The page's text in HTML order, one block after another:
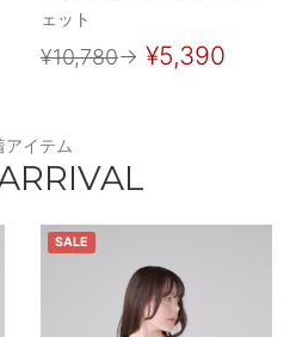
ェット
¥10,780→ ¥5,390
アイテム
SALE